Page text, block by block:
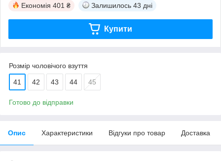
Економія 401 ₴ Залишилось 43 дні
Купити
Розмір чоловічого взуття
41 42 43 44 45
Готово до відправки
Опис Характеристики Відгуки про товар Доставка